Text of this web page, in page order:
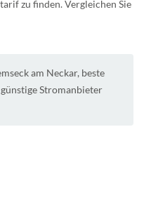
zu finden. Vergleichen Sie
am Neckar, beste
günstige Stromanbieter